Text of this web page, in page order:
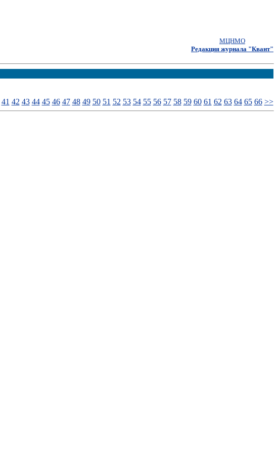
МЦНМО
Редакция журнала "Квант"
41 42 43 44 45 46 47 48 49 50 51 52 53 54 55 56 57 58 59 60 61 62 63 64 65 66 >>